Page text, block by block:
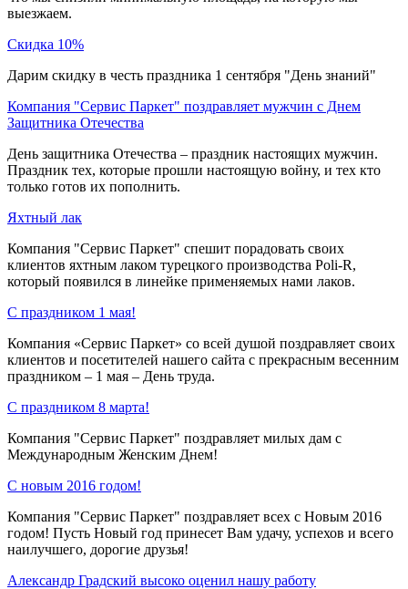
выезжаем.
Скидка 10%
Дарим скидку в честь праздника 1 сентября "День знаний"
Компания "Сервис Паркет" поздравляет мужчин с Днем
Защитника Отечества
День защитника Отечества – праздник настоящих мужчин.
Праздник тех, которые прошли настоящую войну, и тех кто
только готов их пополнить.
Яхтный лак
Компания "Сервис Паркет" спешит порадовать своих
клиентов яхтным лаком турецкого производства Poli-R,
который появился в линейке применяемых нами лаков.
C праздником 1 мая!
Компания «Сервис Паркет» со всей душой поздравляет своих
клиентов и посетителей нашего сайта с прекрасным весенним
праздником – 1 мая – День труда.
С праздником 8 марта!
Компания "Сервис Паркет" поздравляет милых дам с
Международным Женским Днем!
C новым 2016 годом!
Компания "Сервис Паркет" поздравляет всех с Новым 2016
годом! Пусть Новый год принесет Вам удачу, успехов и всего
наилучшего, дорогие друзья!
Александр Градский высоко оценил нашу работу